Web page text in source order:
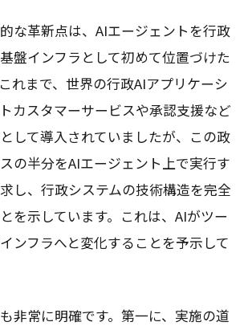
な革新点は、AIエージェントを行政
盤インフラとして初めて位置づけた
れまで、世界の行政AIアプリケーシ
カスタマーサービスや承認支援など
して導入されていましたが、この政
の半分をAIエージェント上で実行す
し、行政システムの技術構造を完全
を示しています。これは、AIがツー
ンフラへと変化することを予示して
非常に明確です。第一に、実施の道